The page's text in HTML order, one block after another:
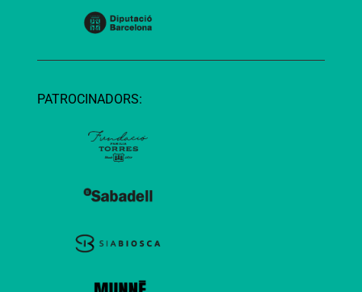
PATROCINADORS: